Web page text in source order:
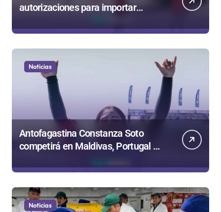
autorizaciones para importar
Noticias
Antofagastina Constanza Soto
competirá en Maldivas, Portugal y
Brasil por el Tour Mundial de
Bodyboard
Noticias